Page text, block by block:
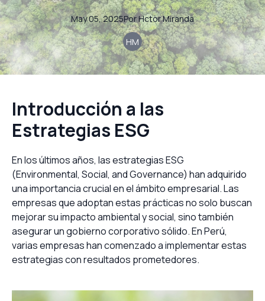
May 05, 2025PorHctorMiranda
HM
Introducción a las
Estrategias ESG
En los últimos años, las estrategias ESG
(Environmental, Social, and Governance) han adquirido
una importancia crucial en el ámbito empresarial. Las
empresas que adoptan estas prácticas no solo buscan
mejorar su impacto ambiental y social, sino también
asegurar un gobierno corporativo sólido. En Perú,
varias empresas han comenzado a implementar estas
estrategias con resultados prometedores.